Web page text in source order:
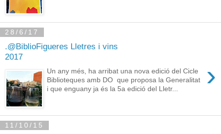
28/6/17
.@BiblioFigueres Lletres i vins
2017
›
Un any més, ha arribat una nova edició del Cicle
Biblioteques amb DO que proposa la Generalitat
i que enguany ja és la 5a edició del Lletr...
11/10/15